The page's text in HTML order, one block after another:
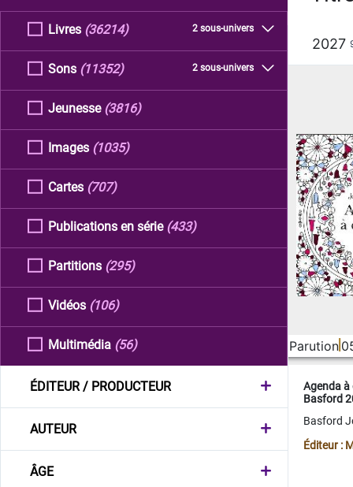
Livres 2 sous-univers
(36214)
Sons 2 sous-univers
(11352)
Jeunesse (3816)
Images (1035)
Cartes (707)
Publications en série (433)
Partitions (295)
Vidéos (106)
Multimédia (56)
ÉDITEUR / PRODUCTEUR
AUTEUR
ÂGE
2027
Parution
Agenda
Basford
Basford
Éditeur :